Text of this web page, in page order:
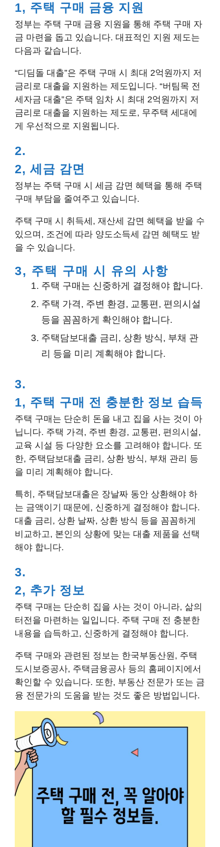
1, 주택 구매 금융 지원
정부는 주택 구매 금융 지원을 통해 주택 구매 자
금 마련을 돕고 있습니다. 대표적인 지원 제도는
다음과 같습니다.
“디딤돌 대출”은 주택 구매 시 최대 2억원까지 저
금리로 대출을 지원하는 제도입니다. “버팀목 전
세자금 대출”은 주택 임차 시 최대 2억원까지 저
금리로 대출을 지원하는 제도로, 무주택 세대에
게 우선적으로 지원됩니다.
2.
2, 세금 감면
정부는 주택 구매 시 세금 감면 혜택을 통해 주택
구매 부담을 줄여주고 있습니다.
주택 구매 시 취득세, 재산세 감면 혜택을 받을 수
있으며, 조건에 따라 양도소득세 감면 혜택도 받
을 수 있습니다.
3, 주택 구매 시 유의 사항
주택 구매는 신중하게 결정해야 합니다.
주택 가격, 주변 환경, 교통편, 편의시설
등을 꼼꼼하게 확인해야 합니다.
주택담보대출 금리, 상환 방식, 부채 관
리 등을 미리 계획해야 합니다.
3.
1, 주택 구매 전 충분한 정보 습득
주택 구매는 단순히 돈을 내고 집을 사는 것이 아
닙니다. 주택 가격, 주변 환경, 교통편, 편의시설,
교육 시설 등 다양한 요소를 고려해야 합니다. 또
한, 주택담보대출 금리, 상환 방식, 부채 관리 등
을 미리 계획해야 합니다.
특히, 주택담보대출은 장날짜 동안 상환해야 하
는 금액이기 때문에, 신중하게 결정해야 합니다.
대출 금리, 상환 날짜, 상환 방식 등을 꼼꼼하게
비교하고, 본인의 상황에 맞는 대출 제품을 선택
해야 합니다.
3.
2, 추가 정보
주택 구매는 단순히 집을 사는 것이 아니라, 삶의
터전을 마련하는 일입니다. 주택 구매 전 충분한
내용을 습득하고, 신중하게 결정해야 합니다.
주택 구매와 관련된 정보는 한국부동산원, 주택
도시보증공사, 주택금융공사 등의 홈페이지에서
확인할 수 있습니다. 또한, 부동산 전문가 또는 금
융 전문가의 도움을 받는 것도 좋은 방법입니다.